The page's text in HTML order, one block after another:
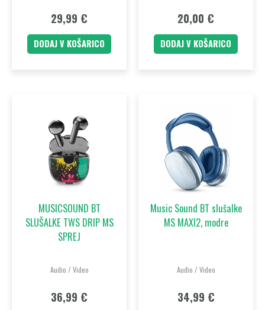
29,99 €
DODAJ V KOŠARICO
20,00 €
DODAJ V KOŠARICO
MUSICSOUND BT
SLUŠALKE TWS DRIP MS
SPREJ
Audio / Video
36,99 €
Music Sound BT slušalke
MS MAXI2, modre
Audio / Video
34,99 €